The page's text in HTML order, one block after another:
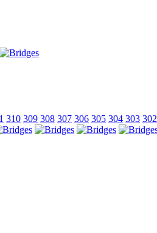
310 309 308 307 306 305 304 303 302